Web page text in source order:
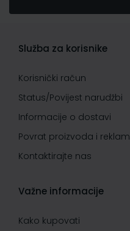
Služba za korisnike
Korisnički račun
Status/Povijest narudžbi
Informacije o dostavi
Povrat proizvoda i
Kontaktirajte nas
Važne informacije
Kako kupovati